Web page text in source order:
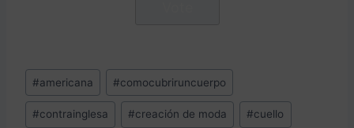
Etiquetas
de
la
#americana #comocubriruncuerpo
#contrainglesa #creación de moda #cuello